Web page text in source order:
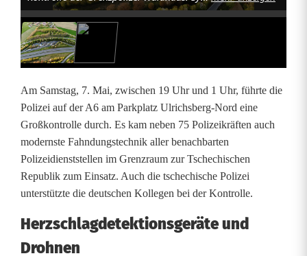
t
e
n
d
v
i
Am Samstag, 7. Mai, zwischen 19 Uhr und 1 Uhr, führte die
Polizei auf der A6 am Parkplatz Ulrichsberg-Nord eine
Großkontrolle durch. Es kam neben 75 Polizeikräften auch
modernste Fahndungstechnik aller benachbarten
Polizeidienststellen im Grenzraum zur Tschechischen
Republik zum Einsatz. Auch die tschechische Polizei
unterstützte die deutschen Kollegen bei der Kontrolle.
Herzschlagdetektionsgeräte und
Drohnen